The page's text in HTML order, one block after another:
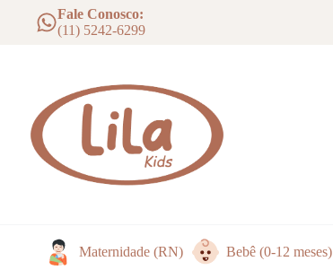
original
era:
R$ 119,90.
atual
é:
R$ 89,90.
Fale Conosco:
(11) 5242-6299
Maternidade (RN) Bebê (0-12 meses)